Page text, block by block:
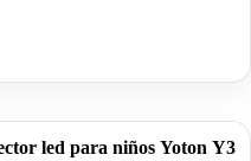
led para niños Yoton Y3